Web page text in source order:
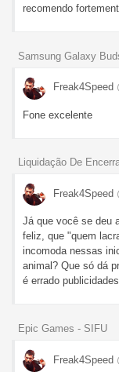
recomendo
Samsung Galaxy
Freak4Speed
Fone excelente
Liquidação De
Freak4Speed
Já que você se deu
feliz, que "quem
incomoda nessas
animal? Que só dá
é errado
Epic Games - SIFU
Freak4Speed